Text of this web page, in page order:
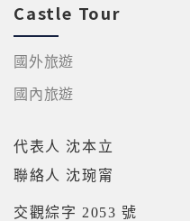
Castle Tour
國外旅遊
國內旅遊
代表人 沈本立
聯絡人 沈琬甯
交觀綜字 2053 號